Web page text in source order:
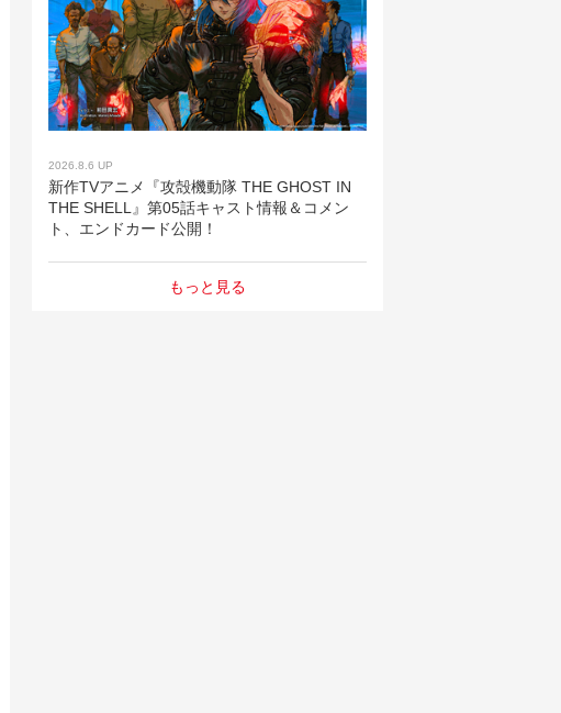
2026.8.6 UP
新作TVアニメ『攻殻機動隊 THE GHOST IN
THE SHELL』第05話キャスト情報＆コメン
ト、エンドカード公開！
もっと見る